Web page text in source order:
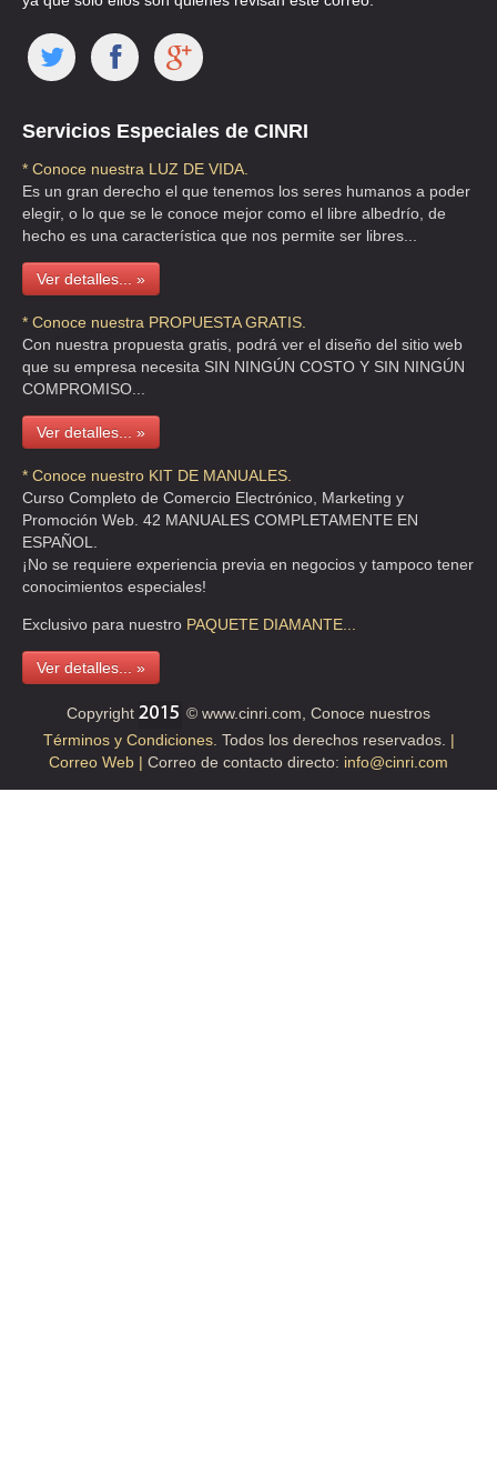
Servicios Especiales de CINRI
* Conoce nuestra LUZ DE VIDA.
Es un gran derecho el que tenemos los seres humanos a poder
elegir, o lo que se le conoce mejor como el libre albedrío, de
hecho es una característica que nos permite ser libres...
Ver detalles... »
* Conoce nuestra PROPUESTA GRATIS.
Con nuestra propuesta gratis, podrá ver el diseño del sitio web
que su empresa necesita SIN NINGÚN COSTO Y SIN NINGÚN
COMPROMISO...
Ver detalles... »
* Conoce nuestro KIT DE MANUALES.
Curso Completo de Comercio Electrónico, Marketing y
Promoción Web. 42 MANUALES COMPLETAMENTE EN
ESPAÑOL.
¡No se requiere experiencia previa en negocios y tampoco tener
conocimientos especiales!
Exclusivo para nuestro PAQUETE DIAMANTE...
Ver detalles... »
Copyright
© www.cinri.com, Conoce nuestros
Términos y Condiciones. Todos los derechos reservados. |
Correo Web | Correo de contacto directo: info@cinri.com